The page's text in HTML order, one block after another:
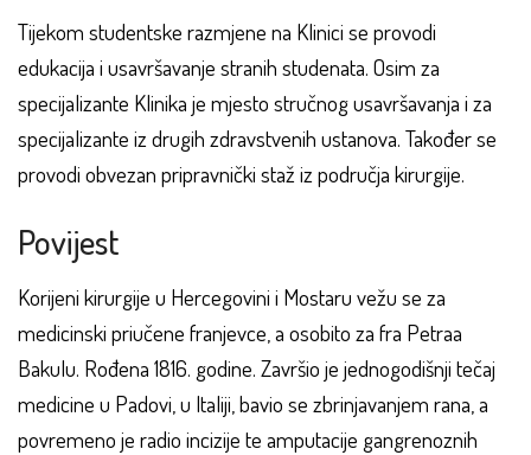
Tijekom studentske razmjene na Klinici se provodi
edukacija i usavršavanje stranih studenata. Osim za
specijalizante Klinika je mjesto stručnog usavršavanja i za
specijalizante iz drugih zdravstvenih ustanova. Također se
provodi obvezan pripravnički staž iz područja kirurgije.
Povijest
Korijeni kirurgije u Hercegovini i Mostaru vežu se za
medicinski priučene franjevce, a osobito za fra Petraa
Bakulu. Rođena 1816. godine. Završio je jednogodišnji tečaj
medicine u Padovi, u Italiji, bavio se zbrinjavanjem rana, a
povremeno je radio incizije te amputacije gangrenoznih